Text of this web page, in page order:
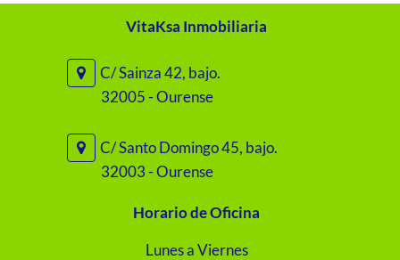
VitaKsa Inmobiliaria
C/ Sainza 42, bajo.
32005 - Ourense
C/ Santo Domingo 45, bajo.
32003 - Ourense
Horario de Oficina
Lunes a Viernes